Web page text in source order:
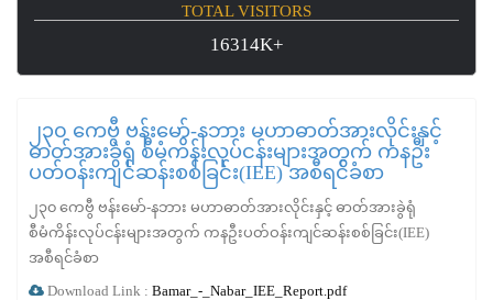
TOTAL VISITORS
16314K+
၂၃၀ ကေဗွီ ဗန်းမော်-နဘား မဟာဓာတ်အားလိုင်းနှင့်
ဓာတ်အားခွဲရုံ စီမံကိန်းလုပ်ငန်းများအတွက် ကနဦး
ပတ်ဝန်းကျင်ဆန်းစစ်ခြင်း(IEE) အစီရင်ခံစာ
၂၃၀ ကေဗွီ ဗန်းမော်-နဘား မဟာဓာတ်အားလိုင်းနှင့် ဓာတ်အားခွဲရုံ
စီမံကိန်းလုပ်ငန်းများအတွက် ကနဦးပတ်ဝန်းကျင်ဆန်းစစ်ခြင်း(IEE)
အစီရင်ခံစာ
Download Link : Bamar_-_Nabar_IEE_Report.pdf